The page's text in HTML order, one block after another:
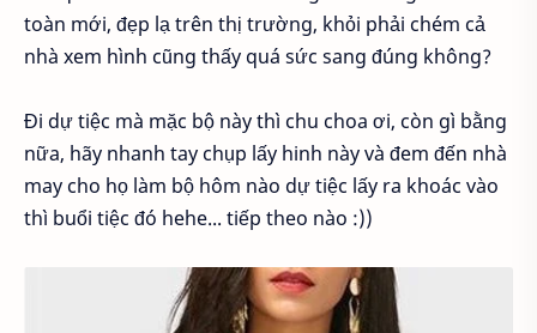
toàn mới, đẹp lạ trên thị trường, khỏi phải chém cả
nhà xem hình cũng thấy quá sức sang đúng không?
Đi dự tiệc mà mặc bộ này thì chu choa ơi, còn gì bằng
nữa, hãy nhanh tay chụp lấy hinh này và đem đến nhà
may cho họ làm bộ hôm nào dự tiệc lấy ra khoác vào
thì buổi tiệc đó hehe... tiếp theo nào :))